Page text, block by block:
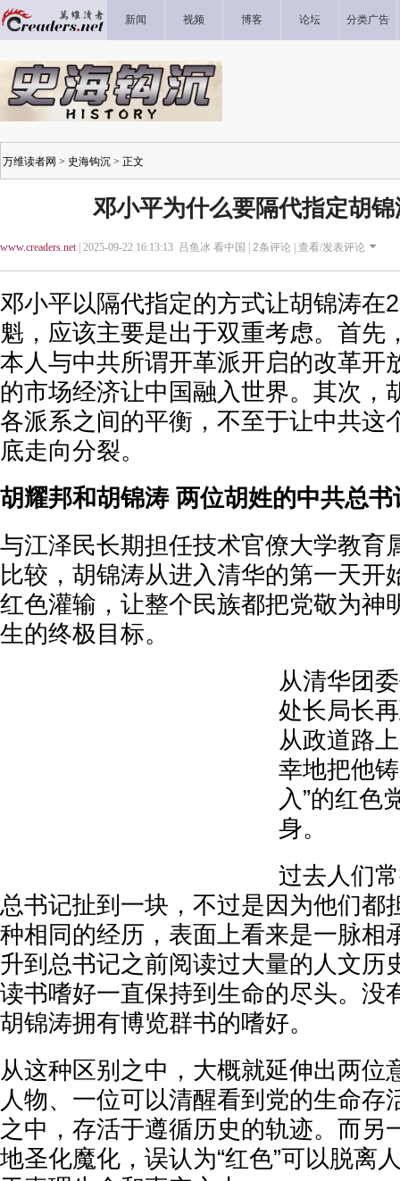
新闻 视频 博客 论坛 分类广告
万维读者网 > 史海钩沉 > 正文
邓小平为什么要隔代指定胡
www.creaders.net| 2025-09-22 16:13:13 吕鱼冰 看中国 | 2条评论 | 查看/发表评论
邓小平以隔代指定的方式让胡锦涛在
魁，应该主要是出于双重考虑。首先
本人与中共所谓开革派开启的改革开
的市场经济让中国融入世界。其次，
各派系之间的平衡，不至于让中共这
底走向分裂。
胡耀邦和胡锦涛 两位胡姓的中共总书
与江泽民长期担任技术官僚大学教育
比较，胡锦涛从进入清华的第一天开
红色灌输，让整个民族都把党敬为神
生的终极目标。
从清华团
处长局长
从政道路
幸地把他
入”的红色
身。
过去人们
总书记扯到一块，不过是因为他们都
种相同的经历，表面上看来是一脉相
升到总书记之前阅读过大量的人文历
读书嗜好一直保持到生命的尽头。没
胡锦涛拥有博览群书的嗜好。
从这种区别之中，大概就延伸出两位
人物、一位可以清醒看到党的生命存
之中，存活于遵循历史的轨迹。而另
地圣化魔化，误认为“红色”可以脱离